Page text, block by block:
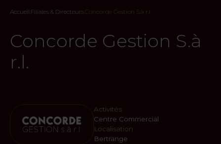
Accueil.Filiales & Directeurs.Concorde Gestion S.à r.l.
Concorde Gestion S.à
r.l.
Activités
Centre Commercial
Localisation
Bertrange